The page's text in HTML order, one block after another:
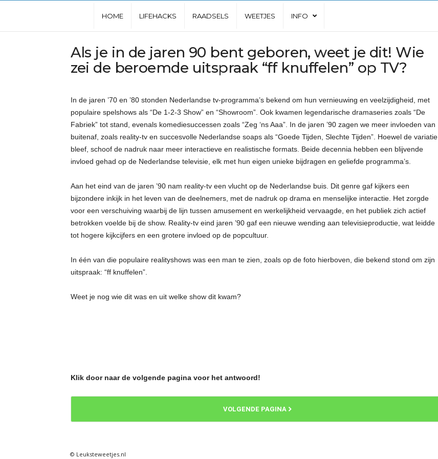
u
s
t
e
j
HOME LIFEHACKS RAADSELS WEETJES INFO
Als je in de jaren 90 bent geboren, weet je dit! Wie
zei de beroemde uitspraak “ff knuffelen” op TV?
In de jaren ’70 en ’80 stonden Nederlandse tv-programma’s bekend om hun vernieuwing en veelzijdigheid, met
populaire spelshows als “De 1-2-3 Show” en “Showroom”. Ook kwamen legendarische dramaseries zoals “De
Fabriek” tot stand, evenals komediesuccessen zoals “Zeg ‘ns Aaa”. In de jaren ’90 zagen we meer invloeden van
buitenaf, zoals reality-tv en succesvolle Nederlandse soaps als “Goede Tijden, Slechte Tijden”. Hoewel de variatie
bleef, schoof de nadruk naar meer interactieve en realistische formats. Beide decennia hebben een blijvende
invloed gehad op de Nederlandse televisie, elk met hun eigen unieke bijdragen en geliefde programma’s.
Aan het eind van de jaren ’90 nam reality-tv een vlucht op de Nederlandse buis. Dit genre gaf kijkers een
bijzondere inkijk in het leven van de deelnemers, met de nadruk op drama en menselijke interactie. Het zorgde
voor een verschuiving waarbij de lijn tussen amusement en werkelijkheid vervaagde, en het publiek zich actief
betrokken voelde bij de show. Reality-tv eind jaren ’90 gaf een nieuwe wending aan televisieproductie, wat leidde
tot hogere kijkcijfers en een grotere invloed op de popcultuur.
In één van die populaire realityshows was een man te zien, zoals op de foto hierboven, die bekend stond om zijn
uitspraak: “ff knuffelen”.
Weet je nog wie dit was en uit welke show dit kwam?
Klik door naar de volgende pagina voor het antwoord!
VOLGENDE PAGINA
© Leuksteweetjes.nl